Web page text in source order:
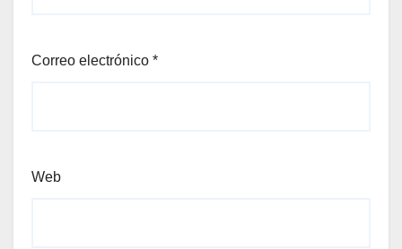
Correo electrónico *
Web